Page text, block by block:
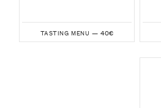
TASTING MENU — 40€